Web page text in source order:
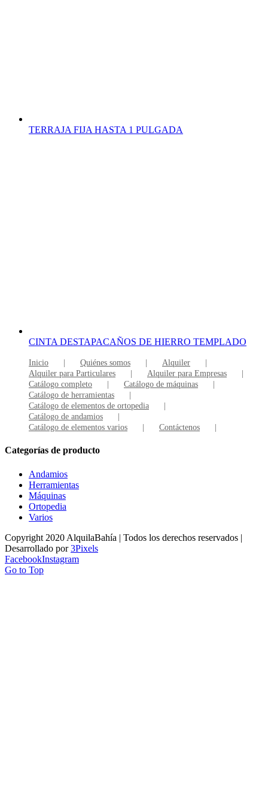
TERRAJA FIJA HASTA 1 PULGADA
CINTA DESTAPACAÑOS DE HIERRO TEMPLADO
Inicio Quiénes somos
Alquiler
Alquiler para Particulares
Alquiler para Empresas
Catálogo completo
Catálogo de máquinas
Catálogo de herramientas
Catálogo de elementos de ortopedia
Catálogo de andamios
Catálogo de elementos varios
Contáctenos
Categorías de producto
Andamios
Herramientas
Máquinas
Ortopedia
Varios
Copyright 2020 AlquilaBahía | Todos los derechos reservados |
Desarrollado por3Pixels
FacebookInstagram
Go to Top